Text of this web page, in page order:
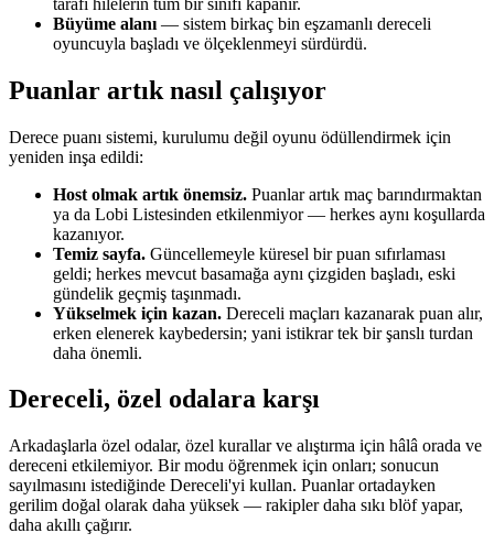
Büyüme alanı — sistem birkaç bin eşzamanlı dereceli
oyuncuyla başladı ve ölçeklenmeyi sürdürdü.
Puanlar artık nasıl çalışıyor
Derece puanı sistemi, kurulumu değil oyunu ödüllendirmek için
yeniden inşa edildi:
Host olmak artık önemsiz. Puanlar artık maç barındırmaktan
ya da Lobi Listesinden etkilenmiyor — herkes aynı koşullarda
kazanıyor.
Temiz sayfa. Güncellemeyle küresel bir puan sıfırlaması
geldi; herkes mevcut basamağa aynı çizgiden başladı, eski
gündelik geçmiş taşınmadı.
Yükselmek için kazan. Dereceli maçları kazanarak puan alır,
erken elenerek kaybedersin; yani istikrar tek bir şanslı turdan
daha önemli.
Dereceli, özel odalara karşı
Arkadaşlarla özel odalar, özel kurallar ve alıştırma için hâlâ orada ve
dereceni etkilemiyor. Bir modu öğrenmek için onları; sonucun
sayılmasını istediğinde Dereceli'yi kullan. Puanlar ortadayken
gerilim doğal olarak daha yüksek — rakipler daha sıkı blöf yapar,
daha akıllı çağırır.